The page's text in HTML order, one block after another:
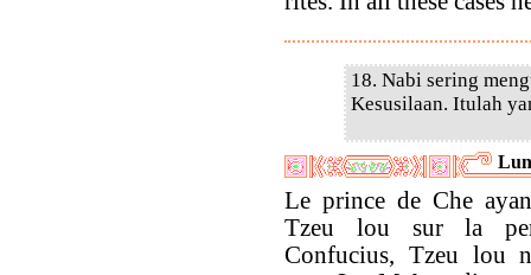
18. Nabi sering
Kesusilaan. Itulah
Le prince de Che
Tzeu lou sur la
Confucius, Tzeu lou